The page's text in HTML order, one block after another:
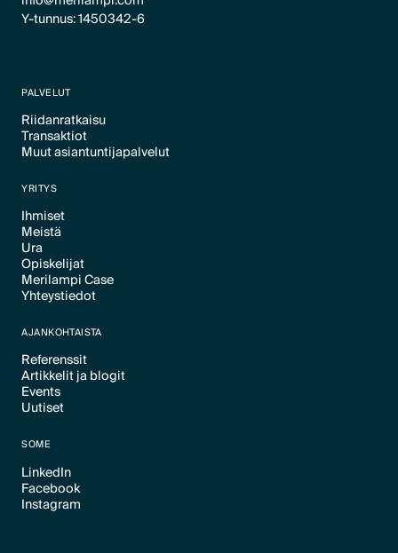
Y-tunnus: 1450342-6
PALVELUT
Riidanratkaisu
Text Link
Transaktiot
Text Link
Muut asiantuntijapalvelut
YRITYS
Ihmiset
Text Link
Meistä
Text Link
Ura
Text Link
Opiskelijat
Text Link
Merilampi Case
Text Link
Yhteystiedot
AJANKOHTAISTA
Referenssit
Text Link
Artikkelit ja blogit
Text Link
Events
Text Link
Uutiset
SOME
LinkedIn
Text Link
Facebook
Text Link
Instagram